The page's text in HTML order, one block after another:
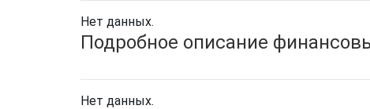
Нет данных.
Подробное описание
Нет данных.